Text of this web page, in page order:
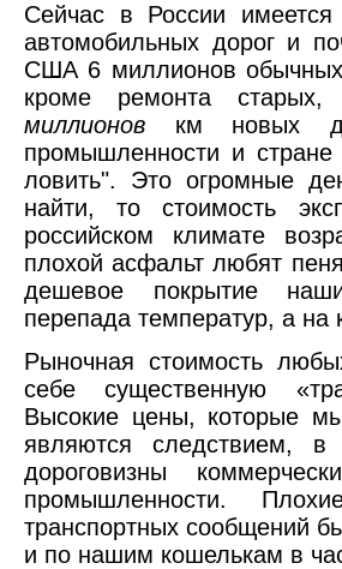
Сейчас в России
автомобильных дорог и
США 6 миллионов
кроме ремонта старых,
миллионов км новых
промышленности и стране
ловить". Это огромные
найти, то стоимость
российском климате
плохой асфальт любят
дешевое покрытие
перепада температур, а на
Рыночная стоимость
себе существенную
Высокие цены, которые
являются следствием,
дороговизны
промышленности.
транспортных сообщений
и по нашим кошелькам в